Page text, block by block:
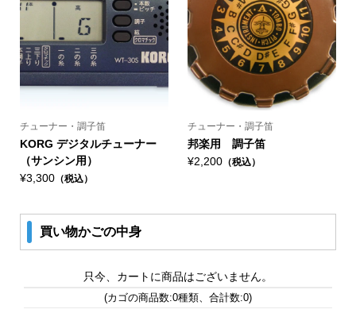
チューナー・調子笛
KORG デジタルチューナー
（サンシン用）
¥3,300（税込）
チューナー・調子笛
邦楽用 調子笛
¥2,200 （税込）
買い物かごの中身
只今、カートに商品はございません。
(カゴの商品数:0種類、合計数:0)